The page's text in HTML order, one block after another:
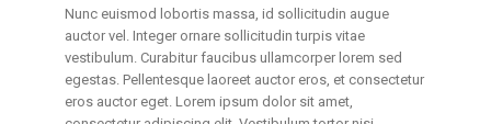
Nunc euismod lobortis massa, id sollicitudin augue
auctor vel. Integer ornare sollicitudin turpis vitae
vestibulum. Curabitur faucibus ullamcorper lorem sed
egestas. Pellentesque laoreet auctor eros, et consectetur
eros auctor eget. Lorem ipsum dolor sit amet,